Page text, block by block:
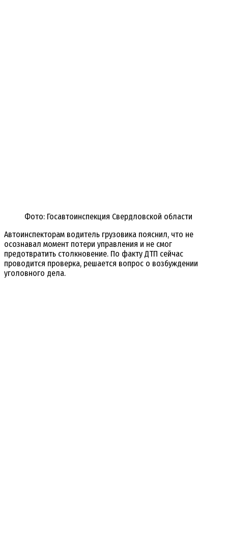
Фото: Госавтоинспекция Свердловской области
Автоинспекторам водитель грузовика пояснил, что не
осознавал момент потери управления и не смог
предотвратить столкновение. По факту ДТП сейчас
проводится проверка, решается вопрос о возбуждении
уголовного дела.